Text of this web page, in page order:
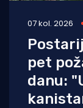
07 kol. 2026
pet
danu: